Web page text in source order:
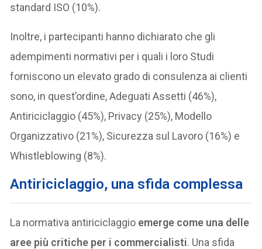
standard ISO (10%).
Inoltre, i partecipanti hanno dichiarato che gli
adempimenti normativi per i quali i loro Studi
forniscono un elevato grado di consulenza ai clienti
sono, in quest’ordine, Adeguati Assetti (46%),
Antiriciclaggio (45%), Privacy (25%), Modello
Organizzativo (21%), Sicurezza sul Lavoro (16%) e
Whistleblowing (8%).
Antiriciclaggio, una sfida complessa
La normativa antiriciclaggio emerge come una delle
aree più critiche per i commercialisti. Una sfida